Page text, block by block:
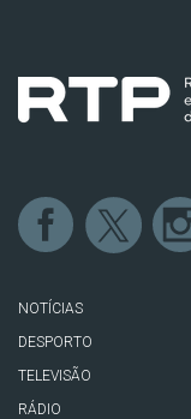
NOTÍCIAS
DESPORTO
TELEVISÃO
RÁDIO